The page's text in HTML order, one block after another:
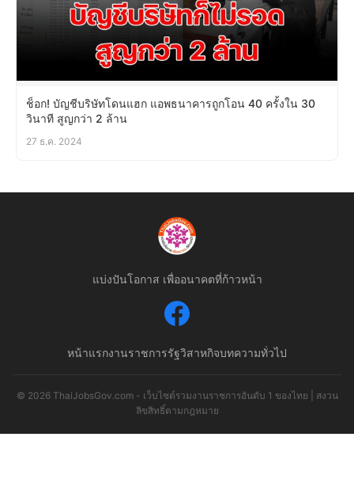
ช็อก! บัญชีบริษัทโดนแฮก แอพธนาคารถูกโอน 40 ครั้งใน 30
วินาที สูญกว่า 2 ล้าน
27 ธ.ค. 2024
แบ่งปันโอกาส เพื่ออนาคตที่ก้าวหน้า
หน้าแรกงานราชการรัฐวิสาหกิจบทความทั่วไป
© 2026 ThaiJobsGov.com - เว็บไซต์รวมงานราชการอันดับ 1 ของไทย | สงวน
ลิขสิทธิ์ตามกฎหมาย